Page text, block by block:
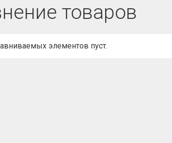
товаров
элементов пуст.